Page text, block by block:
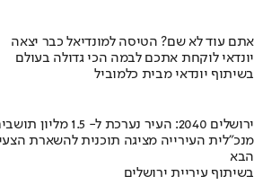
אתם עוד לא שם? הטיסה למונדיאל כבר יצאה
יונדאי לוקחת אתכם לבמה הכי גדולה בעולם
בשיתוף יונדאי מבית כלמוביל
ירושלים 2040: העיר נערכת ל- 1.5 מליון תושבים
מנכ"לית העירייה מציגה תוכנית להשארת
הבא
בשיתוף עיריית ירושלים